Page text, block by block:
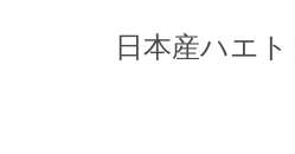
日本産ハエ